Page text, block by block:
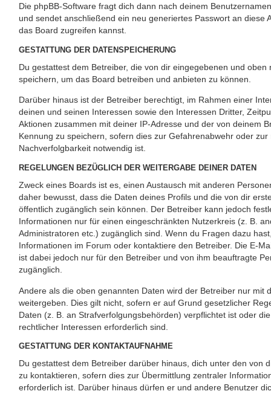
Die phpBB-Software fragt dich dann nach deinem
und sendet anschließend ein neu generiertes Passwort an diese
das Board zugreifen kannst.
GESTATTUNG DER DATENSPEICHERUNG
Du gestattest dem Betreiber, die von dir eingegebenen und
speichern, um das Board betreiben und anbieten zu können.
Darüber hinaus ist der Betreiber berechtigt, im Rahmen einer
deinen und seinen Interessen sowie den Interessen Dritter,
Aktionen zusammen mit deiner IP-Adresse und der von deinem
Kennung zu speichern, sofern dies zur Gefahrenabwehr oder zur
Nachverfolgbarkeit notwendig ist.
REGELUNGEN BEZÜGLICH DER WEITERGABE DEINER DATEN
Zweck eines Boards ist es, einen Austausch mit anderen
daher bewusst, dass die Daten deines Profils und die von dir
öffentlich zugänglich sein können. Der Betreiber kann jedoch
Informationen nur für einen eingeschränkten Nutzerkreis (z. B.
Administratoren etc.) zugänglich sind. Wenn du Fragen dazu
Informationen im Forum oder kontaktiere den Betreiber. Die E-
ist dabei jedoch nur für den Betreiber und von ihm beauftragte
zugänglich.
Andere als die oben genannten Daten wird der Betreiber nur mit
weitergeben. Dies gilt nicht, sofern er auf Grund gesetzlicher
Daten (z. B. an Strafverfolgungsbehörden) verpflichtet ist oder
rechtlicher Interessen erforderlich sind.
GESTATTUNG DER KONTAKTAUFNAHME
Du gestattest dem Betreiber darüber hinaus, dich unter den von
zu kontaktieren, sofern dies zur Übermittlung zentraler
erforderlich ist. Darüber hinaus dürfen er und andere Benutzer